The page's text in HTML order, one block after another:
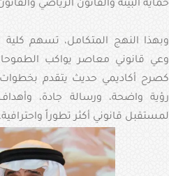
حماية البيئة والقانون الرياضي
وبهذا النهج المتكامل، تسهم
وعي قانوني معاصر يواكب
كصرح أكاديمي حديث يتقدم بخطوات
رؤية واضحة، ورسالة جادة،
لمستقبل قانوني أكثر تطوراً واحترافية.